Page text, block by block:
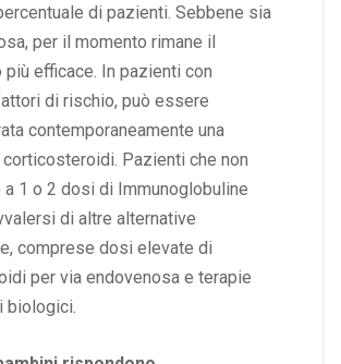
di pazienti. Sebbene sia
per il momento rimane il
più efficace. In pazienti con
di rischio, può essere
contemporaneamente una
Pazienti che non
1 o 2 dosi di Immunoglobuline
di altre alternative
comprese dosi elevate di
per via endovenosa e terapie
biologici.